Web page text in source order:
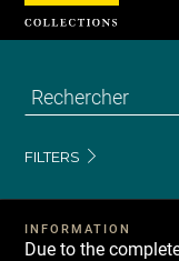
FILTERS
INFORMATION
Due to the
Cookies management